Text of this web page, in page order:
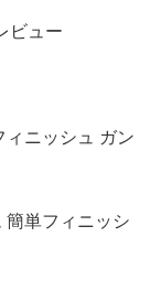
ビュー
ィニッシュ ガン
簡単フィニッシ